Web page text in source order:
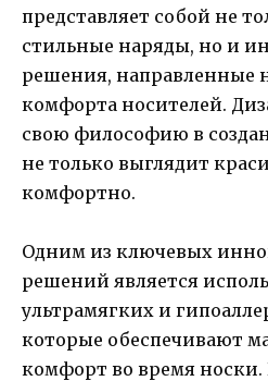
представляет собой не
стильные наряды, но и
решения, направленные
комфорта носителей.
свою философию в
не только выглядит
комфортно.
Одним из ключевых
решений является
ультрамягких и
которые обеспечивают
комфорт во время носки.